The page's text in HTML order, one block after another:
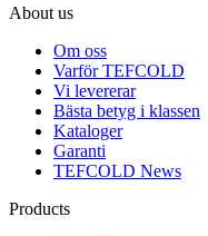
About us
Om oss
Varför TEFCOLD
Vi levererar
Bästa betyg i klassen
Kataloger
Garanti
TEFCOLD News
Products